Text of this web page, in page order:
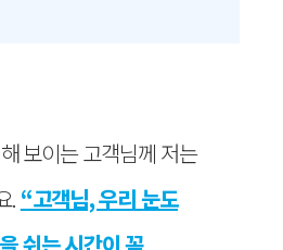
보이는 고객님께 저는
. “고객님, 우리 눈도